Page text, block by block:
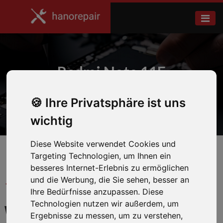
Ihre Privatsphäre ist uns
wichtig
Diese Website verwendet Cookies und
Targeting Technologien, um Ihnen ein
besseres Internet-Erlebnis zu ermöglichen
und die Werbung, die Sie sehen, besser an
Ihre Bedürfnisse anzupassen. Diese
Technologien nutzen wir außerdem, um
Ergebnisse zu messen, um zu verstehen,
Redmi Note 11E
Home Xiaomi
← Zurück zum Hersteller
WIR REPARIEREN IHR